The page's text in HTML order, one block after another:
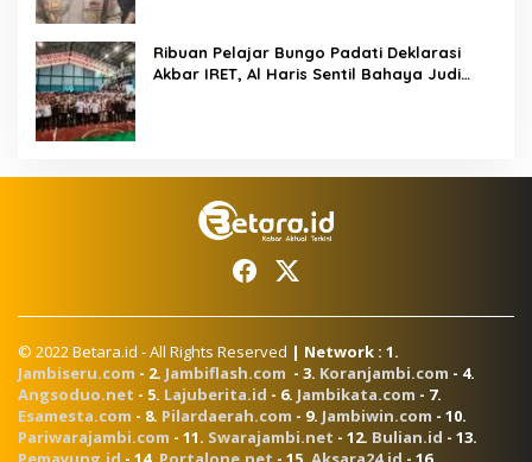
Ribuan Pelajar Bungo Padati Deklarasi
Akbar IRET, Al Haris Sentil Bahaya Judi
© 2022 Betara.id - All Rights Reserved | Network : 1.
Jambiseru.com - 2. Jambiflash.com - 3. Koranjambi.com - 4.
Angsoduo.net - 5. Lajuberita.id - 6. Jambikata.com - 7.
Esamesta.com - 8. Pilardaerah.com - 9. Jambiwin.com - 10.
Pariwarajambi.com - 11. Swarajambi.net - 12. Bulian.id - 13.